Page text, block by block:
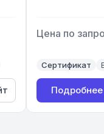
Цена по
документ
Сертификат
Подробнее